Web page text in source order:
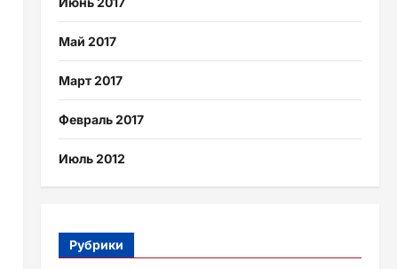
Май 2017
Март 2017
Февраль 2017
Июль 2012
Рубрики